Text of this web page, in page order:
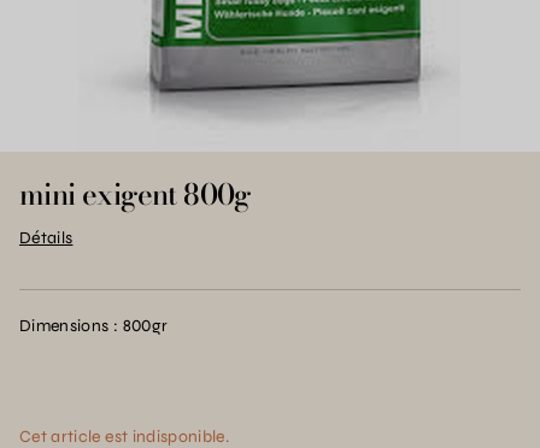
mini exigent 800g
Détails
Dimensions : 800gr
Cet article est indisponible.